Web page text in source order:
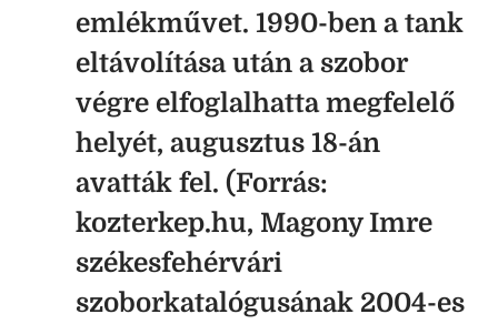
emlékművet. 1990-ben a tank
eltávolítása után a szobor
végre elfoglalhatta megfelelő
helyét, augusztus 18-án
avatták fel. (Forrás:
kozterkep.hu, Magony Imre
székesfehérvári
szoborkatalógusának 2004-es